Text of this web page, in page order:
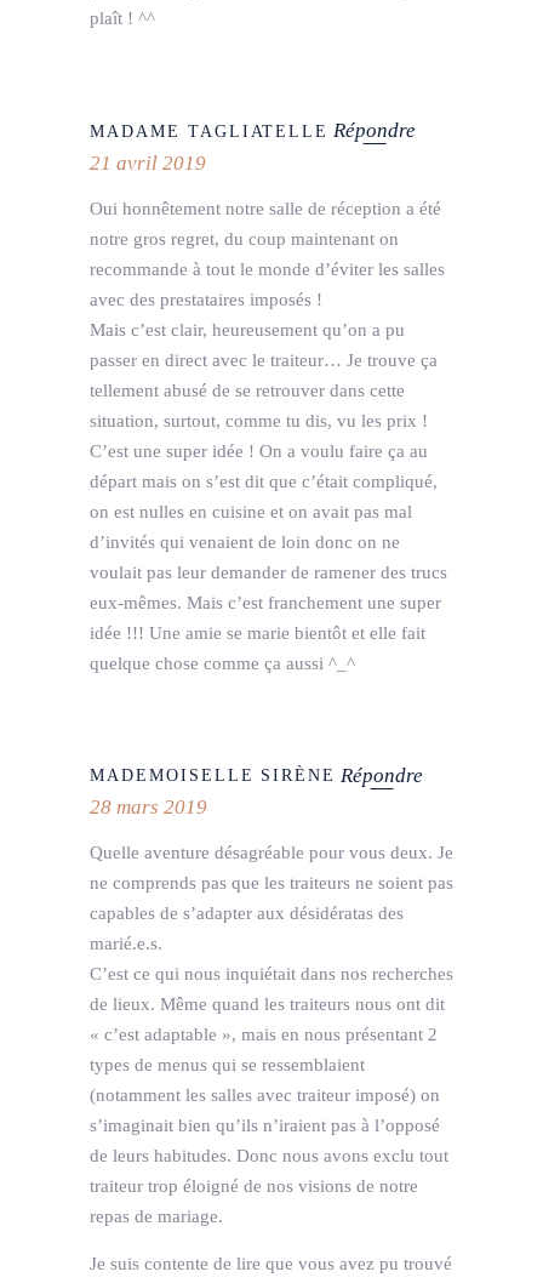
plaît ! ^^
MADAME TAGLIATELLE Répondre
21 avril 2019
Oui honnêtement notre salle de réception a été
notre gros regret, du coup maintenant on
recommande à tout le monde d’éviter les salles
avec des prestataires imposés !
Mais c’est clair, heureusement qu’on a pu
passer en direct avec le traiteur… Je trouve ça
tellement abusé de se retrouver dans cette
situation, surtout, comme tu dis, vu les prix !
C’est une super idée ! On a voulu faire ça au
départ mais on s’est dit que c’était compliqué,
on est nulles en cuisine et on avait pas mal
d’invités qui venaient de loin donc on ne
voulait pas leur demander de ramener des trucs
eux-mêmes. Mais c’est franchement une super
idée !!! Une amie se marie bientôt et elle fait
quelque chose comme ça aussi ^_^
MADEMOISELLE SIRÈNE Répondre
28 mars 2019
Quelle aventure désagréable pour vous deux. Je
ne comprends pas que les traiteurs ne soient pas
capables de s’adapter aux désidératas des
marié.e.s.
C’est ce qui nous inquiétait dans nos recherches
de lieux. Même quand les traiteurs nous ont dit
« c’est adaptable », mais en nous présentant 2
types de menus qui se ressemblaient
(notamment les salles avec traiteur imposé) on
s’imaginait bien qu’ils n’iraient pas à l’opposé
de leurs habitudes. Donc nous avons exclu tout
traiteur trop éloigné de nos visions de notre
repas de mariage.
Je suis contente de lire que vous avez pu trouvé